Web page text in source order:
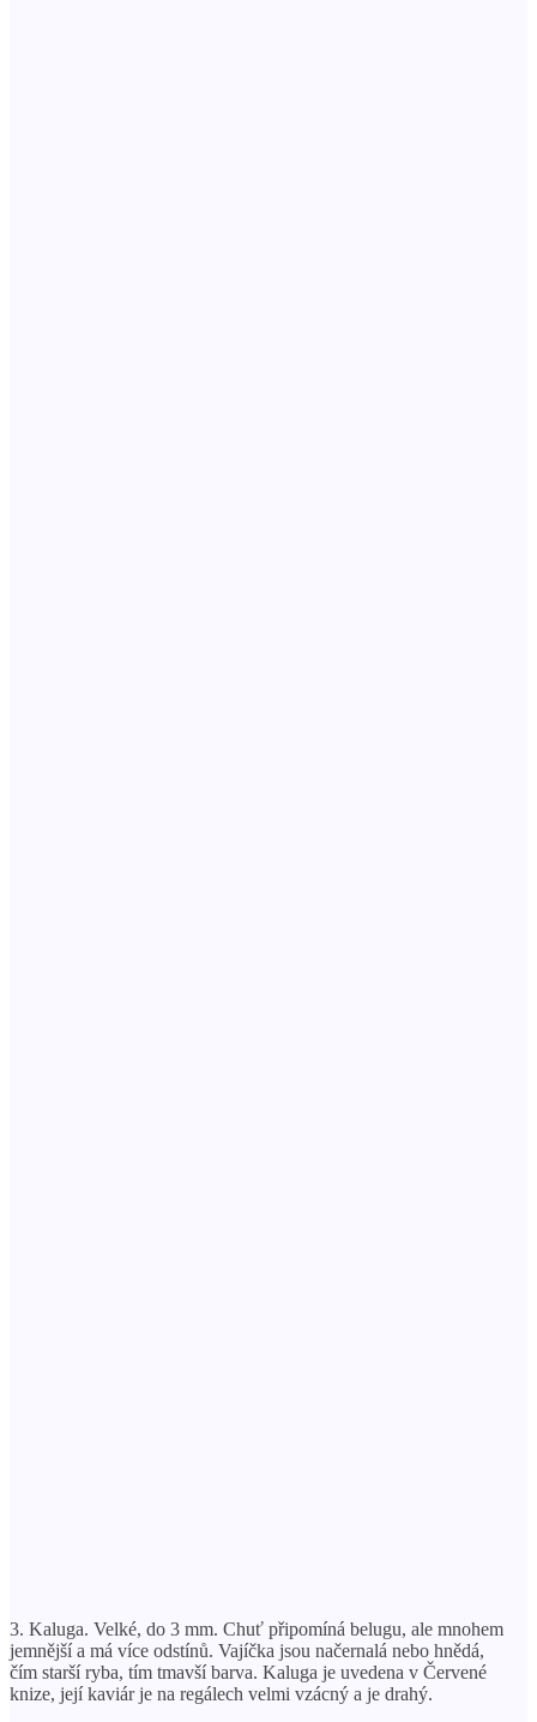
3. Kaluga. Velké, do 3 mm. Chuť připomíná belugu, ale mnohem
jemnější a má více odstínů. Vajíčka jsou načernalá nebo hnědá,
čím starší ryba, tím tmavší barva. Kaluga je uvedena v Červené
knize, její kaviár je na regálech velmi vzácný a je drahý.